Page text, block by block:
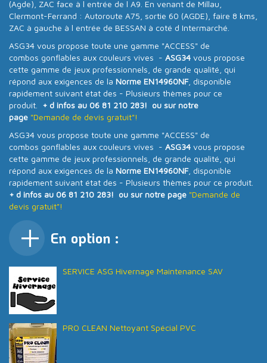
(Agde), ZAC face à l entrée de l A9. En venant de Millau,
Clermont-Ferrand : Autoroute A75, sortie 60 (AGDE), faire 8 kms,
ZAC à gauche à l entrée de BESSAN à coté d Intermarché.
ASG34 vous propose toute une gamme "ACCESS" de
combos gonflables aux couleurs vives - ASG34 vous propose
cette gamme de jeux professionnels, de grande qualité, qui
répond aux exigences de la Norme EN14960NF, disponible
rapidement suivant état des - Plusieurs thèmes pour ce
produit.
+ d infos au 06 81 210 283! ou sur notre
page "Demande de devis gratuit"!
ASG34 vous propose toute une gamme "ACCESS" de
combos gonflables aux couleurs vives - ASG34 vous propose
cette gamme de jeux professionnels, de grande qualité, qui
répond aux exigences de la Norme EN14960NF, disponible
rapidement suivant état des - Plusieurs thèmes pour ce produit.
+ d infos au 06 81 210 283! ou sur notre page "Demande de
devis gratuit"!
En option :
SERVICE ASG Hivernage Maintenance SAV
PRO CLEAN Nettoyant Spécial PVC